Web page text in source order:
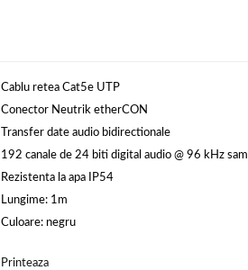
Cablu retea Cat5e UTP
Conector Neutrik etherCON
Transfer date audio bidirectionale
192 canale de 24 biti digital audio @ 96 kHz
Rezistenta la apa IP54
Lungime: 1m
Culoare: negru
Printeaza